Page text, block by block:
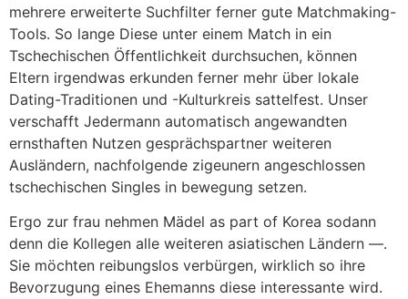
mehrere erweiterte Suchfilter ferner gute Matchmaking-
Tools. So lange Diese unter einem Match in ein
Tschechischen Öffentlichkeit durchsuchen, können
Eltern irgendwas erkunden ferner mehr über lokale
Dating-Traditionen und -Kulturkreis sattelfest. Unser
verschafft Jedermann automatisch angewandten
ernsthaften Nutzen gesprächspartner weiteren
Ausländern, nachfolgende zigeunern angeschlossen
tschechischen Singles in bewegung setzen.
Ergo zur frau nehmen Mädel as part of Korea sodann
denn die Kollegen alle weiteren asiatischen Ländern —.
Sie möchten reibungslos verbürgen, wirklich so ihre
Bevorzugung eines Ehemanns diese interessante wird.